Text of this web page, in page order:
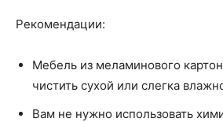
Рекомендации:
Мебель из меламинового
чистить сухой или слегка
Вам не нужно использовать